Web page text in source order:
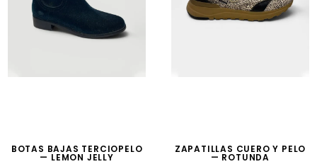
BOTAS BAJAS TERCIOPELO
— LEMON JELLY
ZAPATILLAS CUERO Y PELO
— ROTUNDA